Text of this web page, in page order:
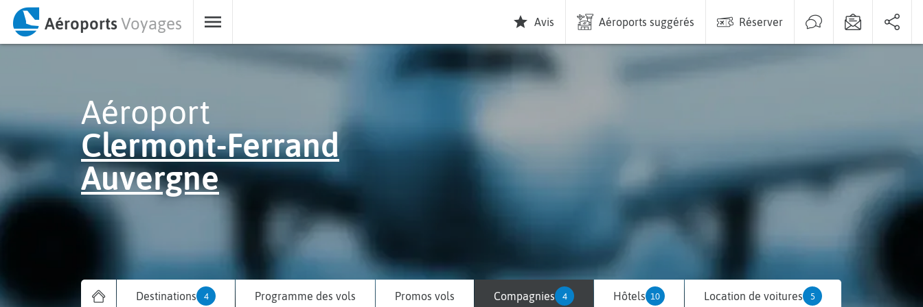
AéroportsVoyages Avis Aéroports suggérés Réserver
Aéroport
Clermont-Ferrand
Auvergne
Destinations 4 Programme des vols Promos vols Compagnies 4 Hôtels 10 Location de voitures 5